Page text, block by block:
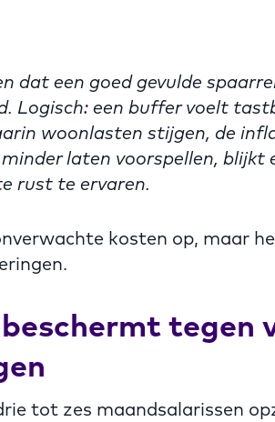
dat een goed gevulde
Logisch: een buffer voelt
woonlasten stijgen, de
minder laten voorspellen,
rust te ervaren.
kosten op, maar
tegen
tot zes maandsalarissen